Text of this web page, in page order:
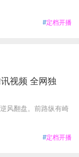
#定档开播
视频 全网独
风翻盘。前路纵有崎
#定档开播